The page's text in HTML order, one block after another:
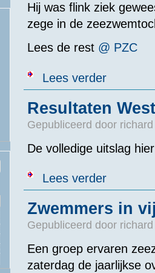
Hij was flink ziek
zege in de
Lees de rest @ PZC
Lees verderover Bas
Resultaten
Gepubliceerd door
De volledige uitslag
Lees verderover
Zwemmers in
Gepubliceerd door
Een groep ervaren
zaterdag de jaarlijkse